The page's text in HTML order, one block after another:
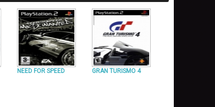
NEED FOR SPEED GRAN TURISMO 4